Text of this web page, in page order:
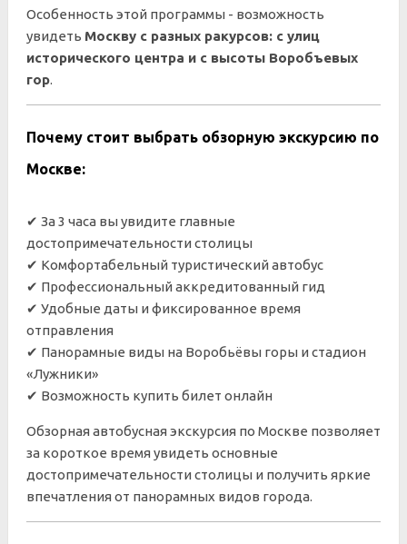
Особенность этой программы - возможность
увидеть Москву с разных ракурсов: с улиц
исторического центра и с высоты Воробъевых
гор.
Почему стоит выбрать обзорную экскурсию по
Москве:
✔ За 3 часа вы увидите главные
достопримечательности столицы
✔ Комфортабельный туристический автобус
✔ Профессиональный аккредитованный гид
✔ Удобные даты и фиксированное время
отправления
✔ Панорамные виды на Воробьёвы горы и стадион
«Лужники»
✔ Возможность купить билет онлайн
Обзорная автобусная экскурсия по Москве позволяет
за короткое время увидеть основные
достопримечательности столицы и получить яркие
впечатления от панорамных видов города.